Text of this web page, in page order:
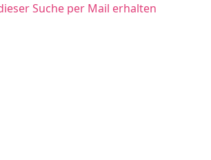
Suche per Mail erhalten